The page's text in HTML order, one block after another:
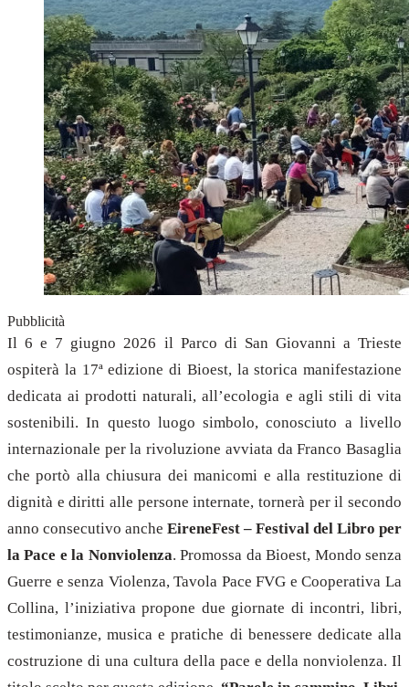
Pubblicità
Il 6 e 7 giugno 2026 il Parco di San Giovanni a Trieste
ospiterà la 17ª edizione di Bioest, la storica manifestazione
dedicata ai prodotti naturali, all’ecologia e agli stili di vita
sostenibili. In questo luogo simbolo, conosciuto a livello
internazionale per la rivoluzione avviata da Franco Basaglia
che portò alla chiusura dei manicomi e alla restituzione di
dignità e diritti alle persone internate, tornerà per il secondo
anno consecutivo anche EireneFest – Festival del Libro per
la Pace e la Nonviolenza. Promossa da Bioest, Mondo senza
Guerre e senza Violenza, Tavola Pace FVG e Cooperativa La
Collina, l’iniziativa propone due giornate di incontri, libri,
testimonianze, musica e pratiche di benessere dedicate alla
costruzione di una cultura della pace e della nonviolenza. Il